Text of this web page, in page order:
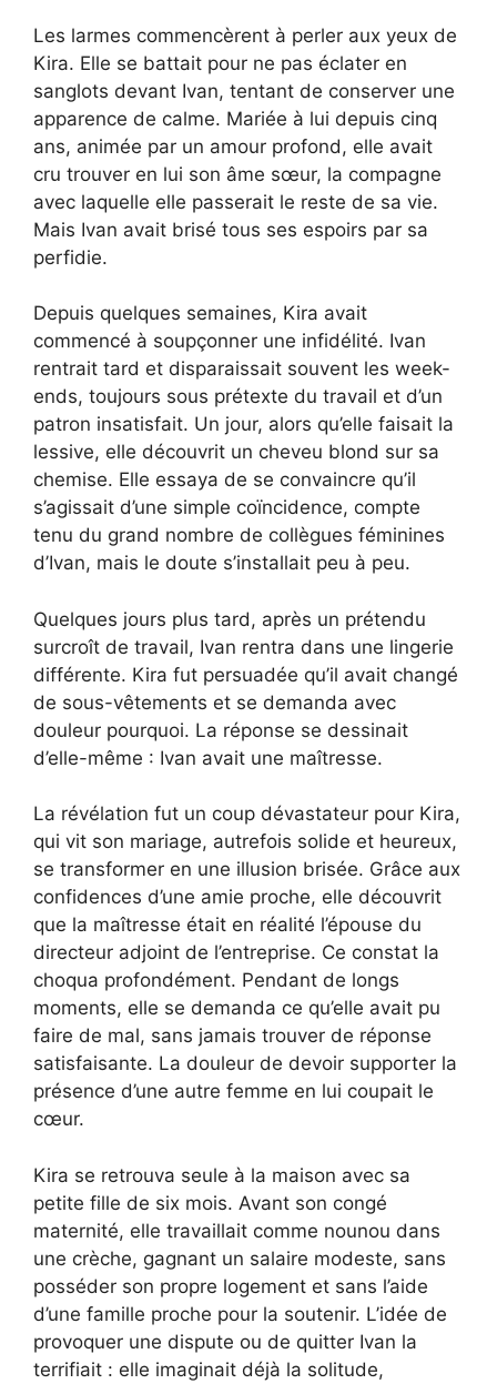
Les larmes commencèrent à perler aux yeux de
Kira. Elle se battait pour ne pas éclater en
sanglots devant Ivan, tentant de conserver une
apparence de calme. Mariée à lui depuis cinq
ans, animée par un amour profond, elle avait
cru trouver en lui son âme sœur, la compagne
avec laquelle elle passerait le reste de sa vie.
Mais Ivan avait brisé tous ses espoirs par sa
perfidie.
Depuis quelques semaines, Kira avait
commencé à soupçonner une infidélité. Ivan
rentrait tard et disparaissait souvent les week-
ends, toujours sous prétexte du travail et d’un
patron insatisfait. Un jour, alors qu’elle faisait la
lessive, elle découvrit un cheveu blond sur sa
chemise. Elle essaya de se convaincre qu’il
s’agissait d’une simple coïncidence, compte
tenu du grand nombre de collègues féminines
d’Ivan, mais le doute s’installait peu à peu.
Quelques jours plus tard, après un prétendu
surcroît de travail, Ivan rentra dans une lingerie
différente. Kira fut persuadée qu’il avait changé
de sous-vêtements et se demanda avec
douleur pourquoi. La réponse se dessinait
d’elle-même : Ivan avait une maîtresse.
La révélation fut un coup dévastateur pour Kira,
qui vit son mariage, autrefois solide et heureux,
se transformer en une illusion brisée. Grâce aux
confidences d’une amie proche, elle découvrit
que la maîtresse était en réalité l’épouse du
directeur adjoint de l’entreprise. Ce constat la
choqua profondément. Pendant de longs
moments, elle se demanda ce qu’elle avait pu
faire de mal, sans jamais trouver de réponse
satisfaisante. La douleur de devoir supporter la
présence d’une autre femme en lui coupait le
cœur.
Kira se retrouva seule à la maison avec sa
petite fille de six mois. Avant son congé
maternité, elle travaillait comme nounou dans
une crèche, gagnant un salaire modeste, sans
posséder son propre logement et sans l’aide
d’une famille proche pour la soutenir. L’idée de
provoquer une dispute ou de quitter Ivan la
terrifiait : elle imaginait déjà la solitude,